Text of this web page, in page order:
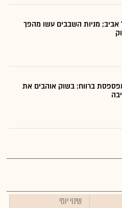
אביב; מניות השבבים עשו מהפך
ברווח: בשוק אוהבים את
שינוי יומי